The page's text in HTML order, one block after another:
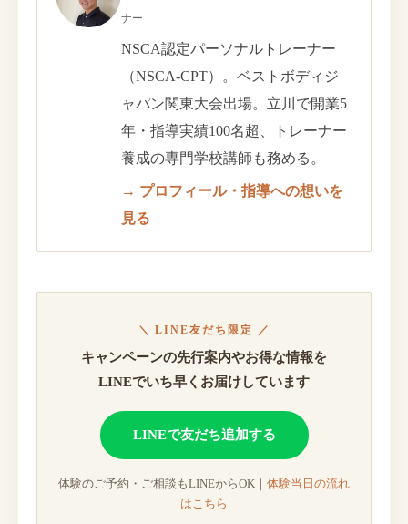
ナー
NSCA認定パーソナルトレーナー
（NSCA-CPT）。ベストボディジ
ャパン関東大会出場。立川で開業5
年・指導実績100名超、トレーナー
養成の専門学校講師も務める。
→ プロフィール・指導への想いを
見る
＼ LINE友だち限定 ／
キャンペーンの先行案内やお得な情報を
LINEでいち早くお届けしています
LINEで友だち追加する
体験のご予約・ご相談もLINEからOK｜ 体験当日の流れ
はこちら